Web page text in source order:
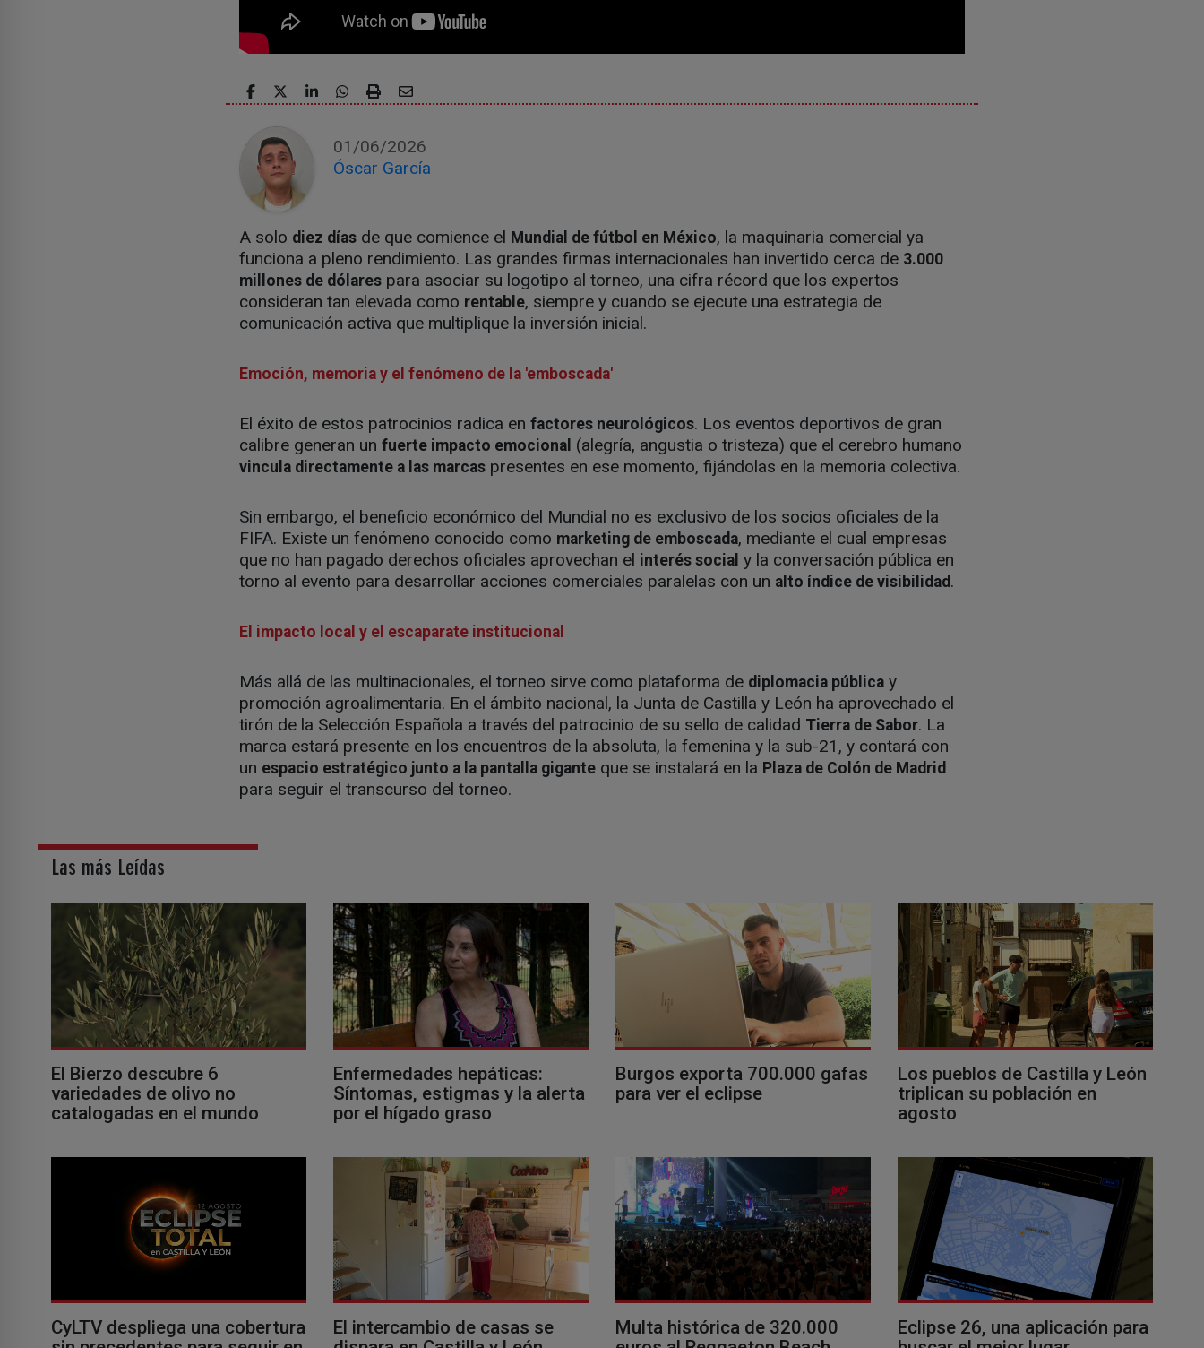
01/06/2026
Óscar García
A solo diez días de que comience el Mundial de fútbol en México, la maquinaria comercial ya
funciona a pleno rendimiento. Las grandes firmas internacionales han invertido cerca de 3.000
millones de dólares para asociar su logotipo al torneo, una cifra récord que los expertos
consideran tan elevada como rentable, siempre y cuando se ejecute una estrategia de
comunicación activa que multiplique la inversión inicial.
Emoción, memoria y el fenómeno de la 'emboscada'
El éxito de estos patrocinios radica en factores neurológicos. Los eventos deportivos de gran
calibre generan un fuerte impacto emocional (alegría, angustia o tristeza) que el cerebro humano
vincula directamente a las marcas presentes en ese momento, fijándolas en la memoria colectiva.
Sin embargo, el beneficio económico del Mundial no es exclusivo de los socios oficiales de la
FIFA. Existe un fenómeno conocido como marketing de emboscada, mediante el cual empresas
que no han pagado derechos oficiales aprovechan el interés social y la conversación pública en
torno al evento para desarrollar acciones comerciales paralelas con un alto índice de visibilidad .
El impacto local y el escaparate institucional
Más allá de las multinacionales, el torneo sirve como plataforma de diplomacia pública y
promoción agroalimentaria. En el ámbito nacional, la Junta de Castilla y León ha aprovechado el
tirón de la Selección Española a través del patrocinio de su sello de calidad Tierra de Sabor. La
marca estará presente en los encuentros de la absoluta, la femenina y la sub-21, y contará con
un espacio estratégico junto a la pantalla gigante que se instalará en la Plaza de Colón de Madrid
para seguir el transcurso del torneo.
Las más Leídas
El Bierzo descubre 6
variedades de olivo no
catalogadas en el mundo
Enfermedades hepáticas:
Síntomas, estigmas y la alerta
por el hígado graso
Burgos exporta 700.000 gafas
para ver el eclipse
Los pueblos de Castilla y León
triplican su población en
agosto
CyLTV despliega una cobertura
El intercambio de casas se
Multa histórica de 320.000
Eclipse 26, una aplicación para